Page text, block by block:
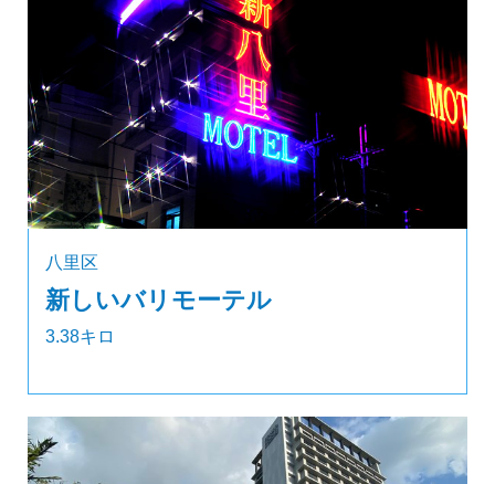
八里区
新しいバリモーテル
3.38キロ